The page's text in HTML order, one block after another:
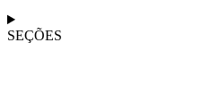
SEÇÕES